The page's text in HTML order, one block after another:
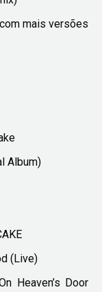
mais versões
Album)
(Live)
Heaven’s Door